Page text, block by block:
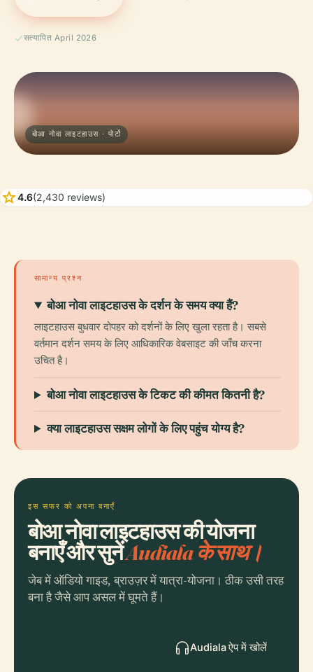
सत्यापित April 2026
बोआ नोवा लाइटहाउस · पोर्टो
star4.6(2,430 reviews)
सामान्य प्रश्न
बोआ नोवा लाइटहाउस के दर्शन के समय क्या हैं?
लाइटहाउस बुधवार दोपहर को दर्शनों के लिए खुला रहता है। सबसे
वर्तमान दर्शन समय के लिए आधिकारिक वेबसाइट की जाँच करना
उचित है।
बोआ नोवा लाइटहाउस के टिकट की कीमत कितनी है?
क्या लाइटहाउस सक्षम लोगों के लिए पहुंच योग्य है?
इस सफर को अपना बनाएँ
बोआ नोवा लाइटहाउस की योजना
बनाएँ और सुनेंAudiala के साथ।
जेब में ऑडियो गाइड, ब्राउज़र में यात्रा-योजना। ठीक उसी तरह
बना है जैसे आप असल में घूमते हैं।
Audiala ऐप में खोलें